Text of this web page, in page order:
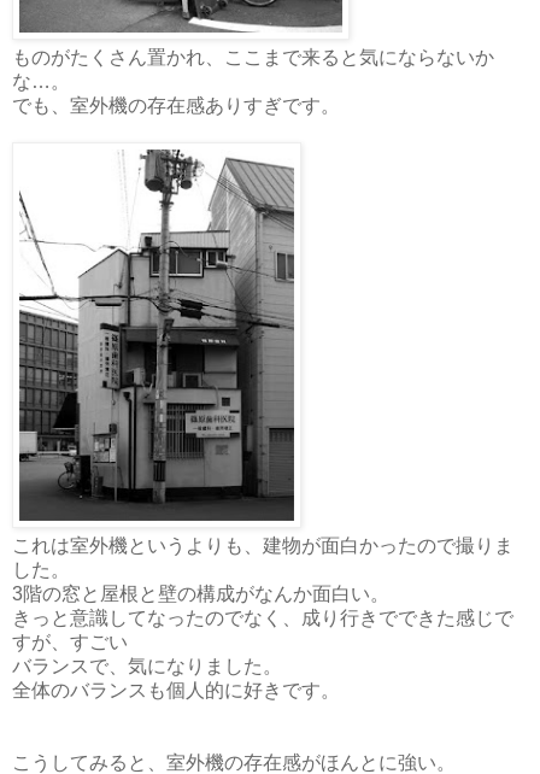
ものがたくさん置かれ、ここまで来ると気にならないか
な…。
でも、室外機の存在感ありすぎです。
これは室外機というよりも、建物が面白かったので撮りま
した。
3階の窓と屋根と壁の構成がなんか面白い。
きっと意識してなったのでなく、成り行きでできた感じで
すが、すごい
バランスで、気になりました。
全体のバランスも個人的に好きです。
こうしてみると、室外機の存在感がほんとに強い。